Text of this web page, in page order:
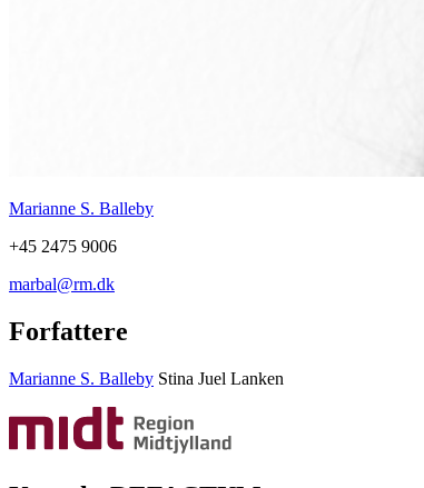
Marianne S. Balleby
+45 2475 9006
marbal@rm.dk
Forfattere
Marianne S. Balleby Stina Juel Lanken